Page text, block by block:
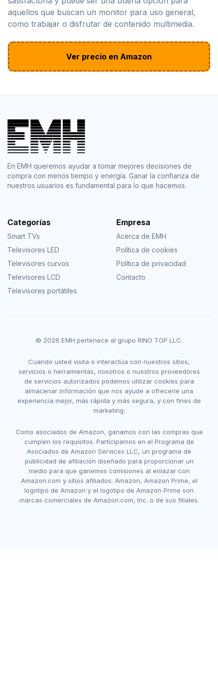
aquellos que buscan un monitor para uso general,
como trabajar o disfrutar de contenido multimedia.
Ver precio en Amazon
En EMH queremos ayudar a tomar mejores decisiones de
compra con menos tiempo y energía. Ganar la confianza de
nuestros usuarios es fundamental para lo que hacemos.
Categorías
Smart TVs
Televisores LED
Televisores curvos
Televisores LCD
Televisores portátiles
Empresa
Acerca de EMH
Política de cookies
Política de privacidad
Contacto
© 2026 EMH pertenece al grupo RINO TOP LLC.
Cuando usted visita o interactúa con nuestros sitios,
servicios o herramientas, nosotros o nuestros proveedores
de servicios autorizados podemos utilizar cookies para
almacenar información que nos ayude a ofrecerle una
experiencia mejor, más rápida y más segura, y con fines de
marketing.
Como asociados de Amazon, ganamos con las compras que
cumplen los requisitos. Participamos en el Programa de
Asociados de Amazon Services LLC, un programa de
publicidad de afiliación diseñado para proporcionar un
medio para que ganemos comisiones al enlazar con
Amazon.com y sitios afiliados. Amazon, Amazon Prime, el
logotipo de Amazon y el logotipo de Amazon Prime son
marcas comerciales de Amazon.com, Inc. o de sus filiales.